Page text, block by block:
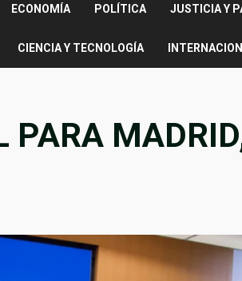
ECONOMÍA POLÍTICA JUSTICIA Y
CIENCIA Y TECNOLOGÍA
PARA